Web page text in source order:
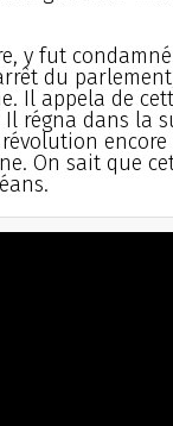
y fut
du
Il appela de
régna dans la
On sait que